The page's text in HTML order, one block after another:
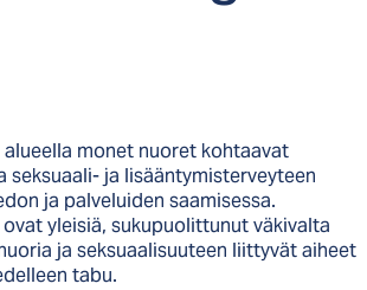
alueella monet nuoret kohtaavat
seksuaali- ja lisääntymisterveyteen
ja palveluiden saamisessa.
yleisiä, sukupuolittunut väkivalta
ja seksuaalisuuteen liittyvät aiheet
tabu.